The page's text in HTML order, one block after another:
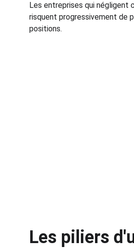
Les entreprises qui négligent
risquent progressivement de
positions.
Les piliers